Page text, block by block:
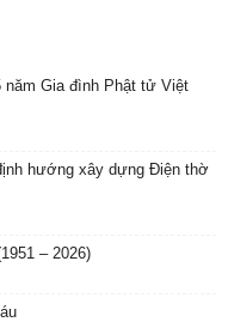
năm Gia đình Phật tử Việt
hướng xây dựng Điện thờ
– 2026)